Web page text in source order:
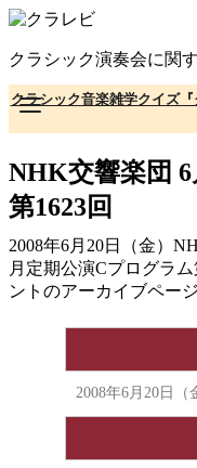
コ
テ
ン
ツ
へ
動
クラシック演奏会に関
クラシック音楽雑学クイズ
NHK交響楽団
第1623回
2008年6月20日（金）
月定期公演Cプログラ
ントのアーカイブページ
2008年6月20日（